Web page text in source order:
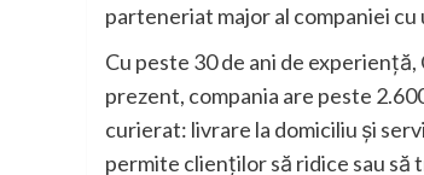
parteneriat major al companiei
Cu peste 30 de ani de
prezent, compania are peste
curierat: livrare la domiciliu și
permite clienților să ridice sau